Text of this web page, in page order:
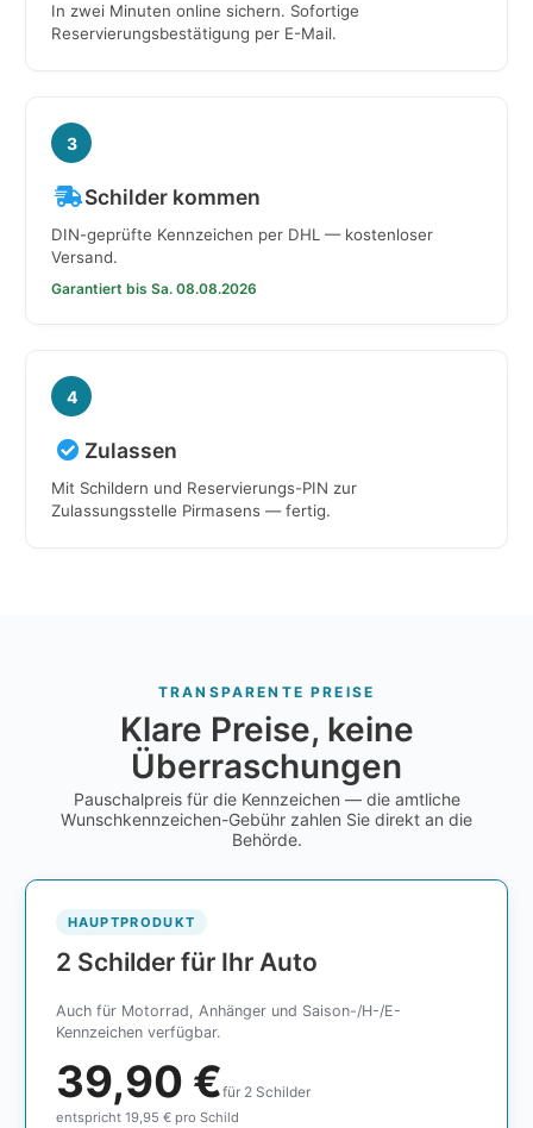
In zwei Minuten online sichern. Sofortige
Reservierungsbestätigung per E-Mail.
3
Schilder kommen
DIN-geprüfte Kennzeichen per DHL — kostenloser
Versand.
Garantiert bis Sa. 08.08.2026
4
Zulassen
Mit Schildern und Reservierungs-PIN zur
Zulassungsstelle Pirmasens — fertig.
TRANSPARENTE PREISE
Klare Preise, keine
Überraschungen
Pauschalpreis für die Kennzeichen — die amtliche
Wunschkennzeichen-Gebühr zahlen Sie direkt an die
Behörde.
HAUPTPRODUKT
2 Schilder für Ihr Auto
Auch für Motorrad, Anhänger und Saison-/H-/E-
Kennzeichen verfügbar.
39,90 €für 2 Schilder
entspricht 19,95 € pro Schild